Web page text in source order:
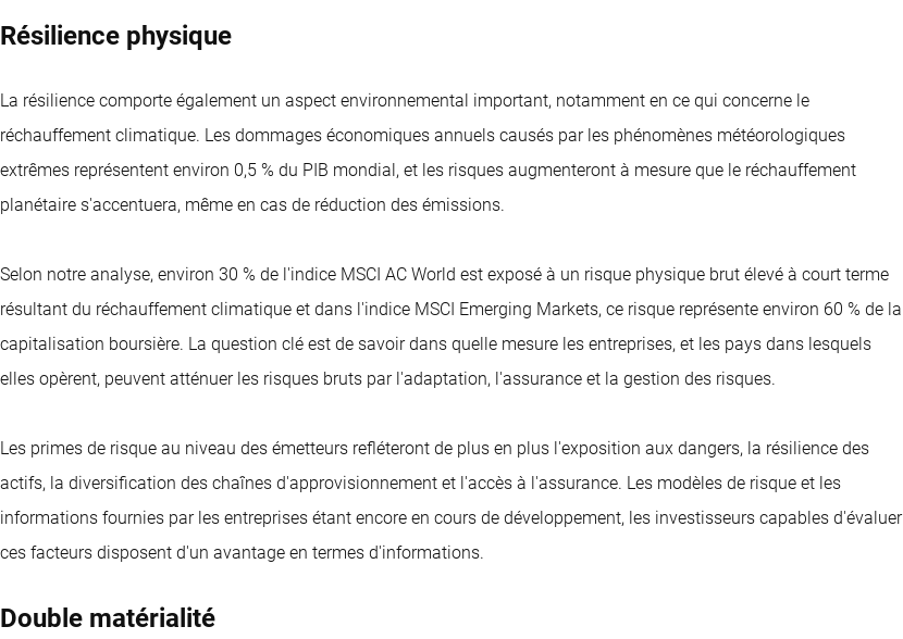
Résilience physique
La résilience comporte également un aspect environnemental important, notamment en ce qui concerne le
réchauffement climatique. Les dommages économiques annuels causés par les phénomènes météorologiques
extrêmes représentent environ 0,5 % du PIB mondial, et les risques augmenteront à mesure que le réchauffement
planétaire s'accentuera, même en cas de réduction des émissions.
Selon notre analyse, environ 30 % de l'indice MSCI AC World est exposé à un risque physique brut élevé à court terme
résultant du réchauffement climatique et dans l'indice MSCI Emerging Markets, ce risque représente environ 60 % de la
capitalisation boursière. La question clé est de savoir dans quelle mesure les entreprises, et les pays dans lesquels
elles opèrent, peuvent atténuer les risques bruts par l'adaptation, l'assurance et la gestion des risques.
Les primes de risque au niveau des émetteurs refléteront de plus en plus l'exposition aux dangers, la résilience des
actifs, la diversification des chaînes d'approvisionnement et l'accès à l'assurance. Les modèles de risque et les
informations fournies par les entreprises étant encore en cours de développement, les investisseurs capables d'évaluer
ces facteurs disposent d'un avantage en termes d'informations.
Double matérialité